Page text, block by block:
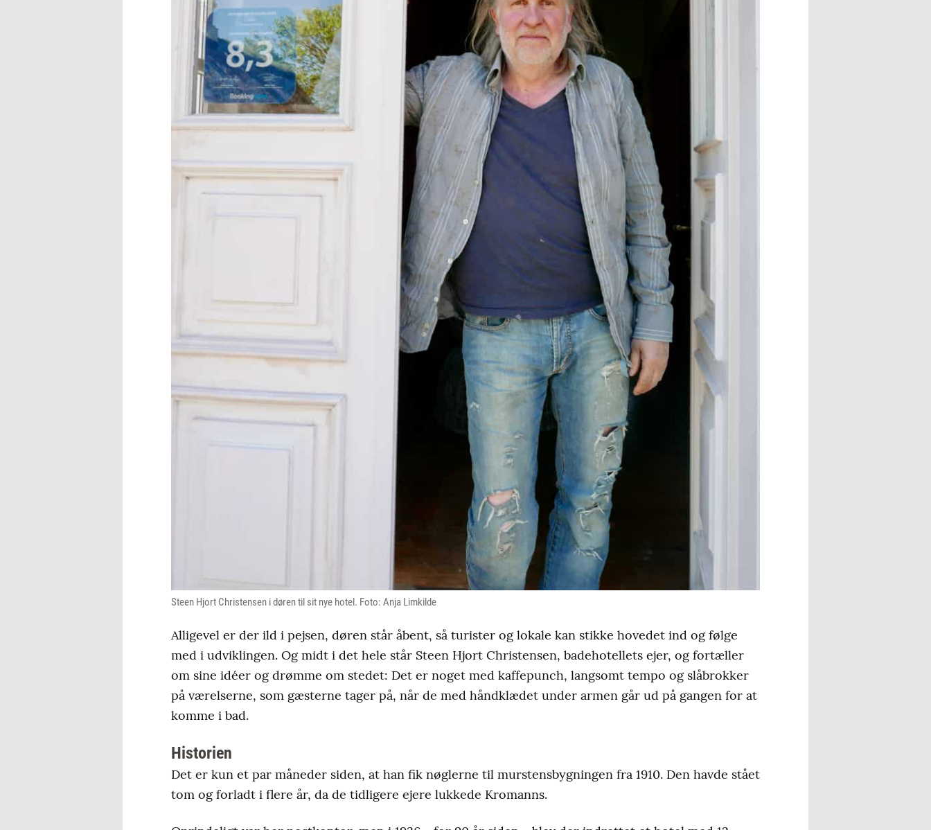
Steen Hjort Christensen i døren til sit nye hotel. Foto: Anja Limkilde
Alligevel er der ild i pejsen, døren står åbent, så turister og lokale kan stikke hovedet ind og følge
med i udviklingen. Og midt i det hele står Steen Hjort Christensen, badehotellets ejer, og fortæller
om sine idéer og drømme om stedet: Det er noget med kaffepunch, langsomt tempo og slåbrokker
på værelserne, som gæsterne tager på, når de med håndklædet under armen går ud på gangen for at
komme i bad.
Historien
Det er kun et par måneder siden, at han fik nøglerne til murstensbygningen fra 1910. Den havde stået
tom og forladt i flere år, da de tidligere ejere lukkede Kromanns.